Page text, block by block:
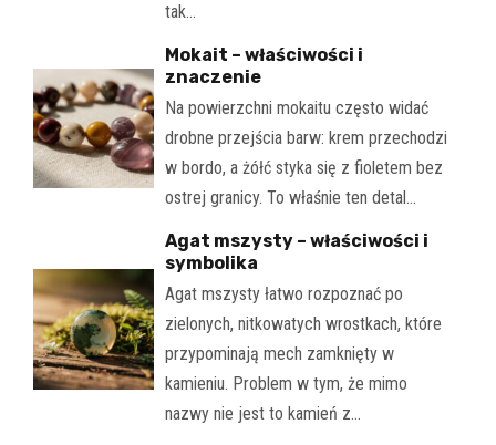
tak…
Mokait – właściwości i
znaczenie
Na powierzchni mokaitu często widać
drobne przejścia barw: krem przechodzi
w bordo, a żółć styka się z fioletem bez
ostrej granicy. To właśnie ten detal…
Agat mszysty – właściwości i
symbolika
Agat mszysty łatwo rozpoznać po
zielonych, nitkowatych wrostkach, które
przypominają mech zamknięty w
kamieniu. Problem w tym, że mimo
nazwy nie jest to kamień z…